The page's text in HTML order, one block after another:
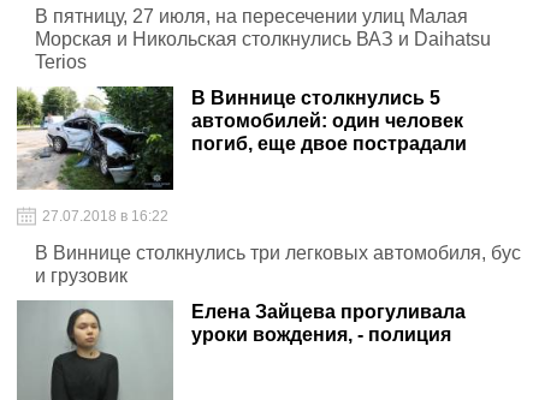
В пятницу, 27 июля, на пересечении улиц Малая
Морская и Никольская столкнулись ВАЗ и Daihatsu
Terios
В Виннице столкнулись 5
автомобилей: один человек
погиб, еще двое пострадали
27.07.2018 в 16:22
В Виннице столкнулись три легковых автомобиля, бус
и грузовик
Елена Зайцева прогуливала
уроки вождения, - полиция